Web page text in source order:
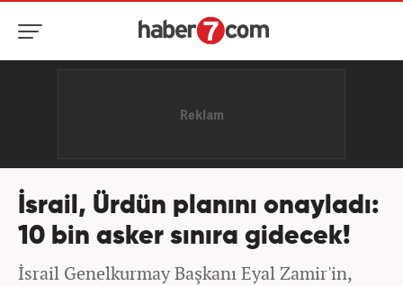
İsrail, Ürdün planını onayladı:
10 bin asker sınıra gidecek!
İsrail Genelkurmay Başkanı Eyal Zamir'in,